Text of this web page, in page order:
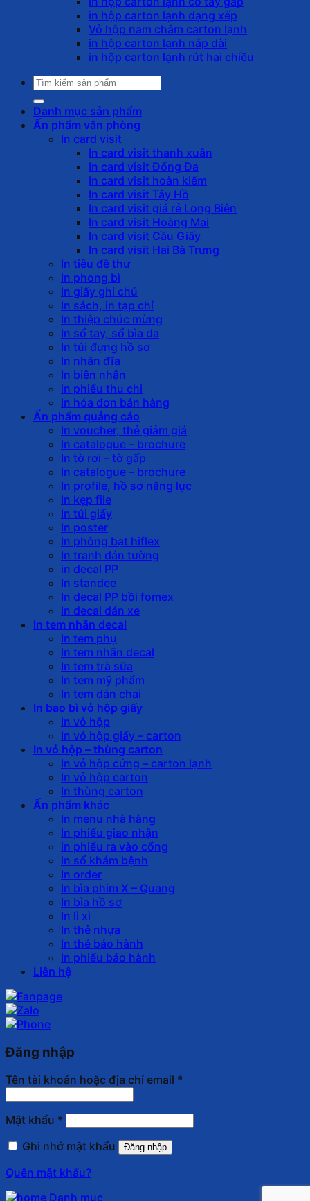
in hộp carton lạnh dạng xếp
Vỏ hộp nam châm carton lạnh
in hộp carton lạnh nắp dài
in hộp carton lạnh rút hai chiều
Tìm
kiếm:
Danh mục sản phẩm
Ấn phẩm văn phòng
In card visit
In card visit thanh xuân
In card visit Đống Đa
In card visit hoàn kiếm
In card visit Tây Hồ
In card visit giá rẻ Long Biên
In card visit Hoàng Mai
In card visit Cầu Giấy
In card visit Hai Bà Trưng
In tiêu đề thư
In phong bì
In giấy ghi chú
In sách, in tạp chí
In thiệp chúc mừng
In sổ tay, sổ bìa da
In túi đựng hồ sơ
In nhãn đĩa
In biên nhận
in phiếu thu chi
In hóa đơn bán hàng
Ấn phẩm quảng cáo
In voucher, thẻ giảm giá
In catalogue – brochure
In tờ rơi – tờ gấp
In catalogue – brochure
In profile, hồ sơ năng lực
In kẹp file
In túi giấy
In poster
In phông bạt hiflex
In tranh dán tường
in decal PP
In standee
In decal PP bồi fomex
In decal dán xe
In tem nhãn decal
In tem phụ
In tem nhãn decal
In tem trà sữa
In tem mỹ phẩm
In tem dán chai
In bao bì vỏ hộp giấy
In vỏ hộp
In vỏ hộp giấy – carton
In vỏ hộp – thùng carton
In vỏ hộp cứng – carton lạnh
In vỏ hộp carton
In thùng carton
Ấn phẩm khác
In menu nhà hàng
In phiếu giao nhận
in phiếu ra vào cổng
In sổ khám bệnh
In order
In bìa phim X – Quang
In bìa hồ sơ
In lì xì
In thẻ nhựa
In thẻ bảo hành
In phiếu bảo hành
Liên hệ
Đăng nhập
Tên tài khoản hoặc địa chỉ email *
Mật khẩu *
Ghi nhớ mật khẩu
Đăng nhập
Quên mật khẩu?
Danh mục